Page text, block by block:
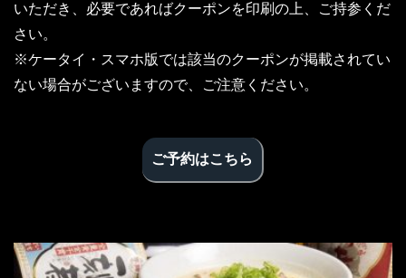
いただき、必要であればクーポンを印刷の上、ご持参くだ
さい。
※ケータイ・スマホ版では該当のクーポンが掲載されてい
ない場合がございますので、ご注意ください。
ご予約はこちら